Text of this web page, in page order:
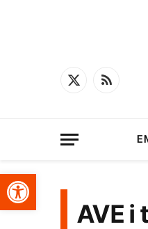
Obre la barra d'eines
X
RSS
AVE i